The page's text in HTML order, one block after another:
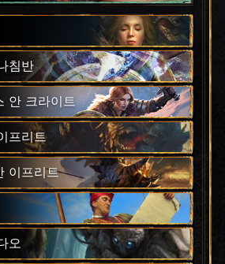
침반
안 크라이트
프리트
이프리트
오